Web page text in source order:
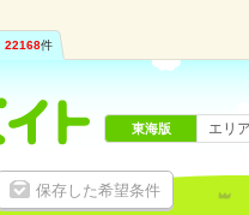
22168件
保存した希望条件
東海版 エリ